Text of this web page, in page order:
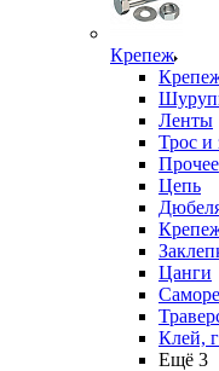
Крепеж
Ленты
Трос
Прочее
Цепь
Цанги
Клей,
Ещё 3